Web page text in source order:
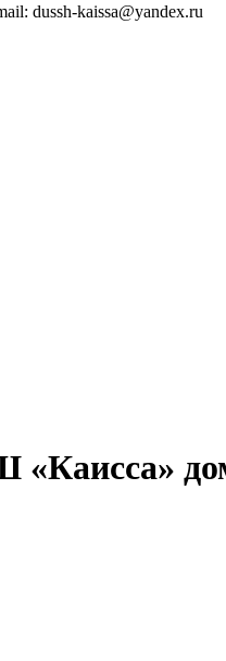
dussh-kaissa@yandex.ru